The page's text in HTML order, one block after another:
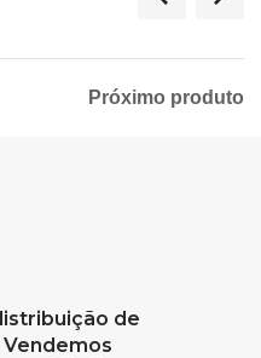
Próximo produto
de
Vendemos